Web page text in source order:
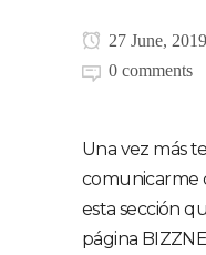
27 June, 2019
0 comments
Una vez más
comunicarme
esta sección
página